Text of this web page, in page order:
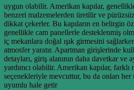
uygun olabilir. Amerikan kapılar,
benzeri malzemelerden üretilir ve
dikkat çekerler. Bu kapıların en belirgin
genellikle cam panellerle desteklenmiş
iç mekanlara doğal ışık girmesini
atmosfer yaratır. Apartman girişlerinde
detayları, giriş alanının daha davetkar ve
yardımcı olabilir. Amerikan kapılar, farklı
seçenekleriyle mevcuttur, bu da onları
uyumlu hale getir